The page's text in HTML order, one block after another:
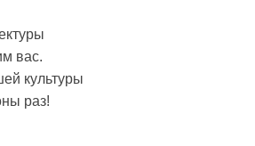
вас.
культуры
раз!